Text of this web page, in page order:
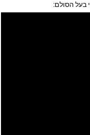
בעל הסולם: